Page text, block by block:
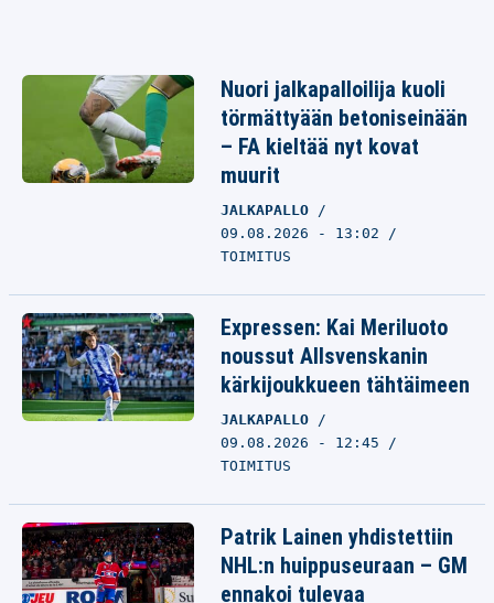
Nuori jalkapalloilija kuoli
törmättyään betoniseinään
– FA kieltää nyt kovat
muurit
JALKAPALLO
09.08.2026 - 13:02
TOIMITUS
Expressen: Kai Meriluoto
noussut Allsvenskanin
kärkijoukkueen tähtäimeen
JALKAPALLO
09.08.2026 - 12:45
TOIMITUS
Patrik Lainen yhdistettiin
NHL:n huippuseuraan – GM
ennakoi tulevaa